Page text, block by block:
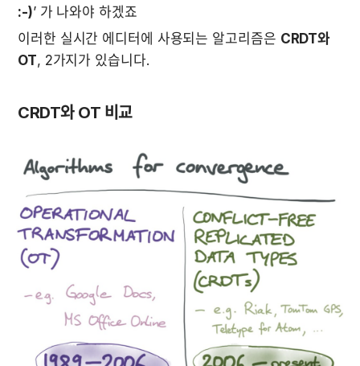
:-)’ 가 나와야 하겠죠
이러한 실시간 에디터에 사용되는 알고리즘은 CRDT와
OT, 2가지가 있습니다.
CRDT와 OT 비교